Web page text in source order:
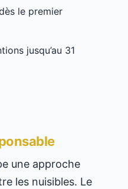
le premier
jusqu’au 31
une approche
les nuisibles. Le